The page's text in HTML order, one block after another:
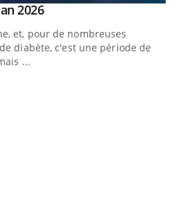
2026Youtube
et, pour de nombreuses
diabète, c'est une période de
...